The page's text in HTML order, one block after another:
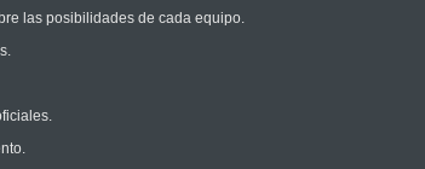
las posibilidades de cada equipo.